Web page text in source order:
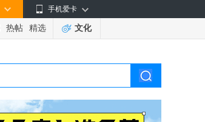
手机爱卡
热帖 精选 文化